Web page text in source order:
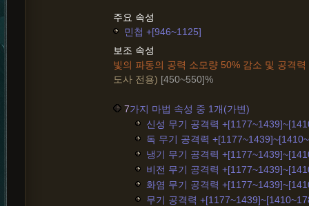
주요 속성
민첩 +[946~1125]
보조 속성
빛의 파동의 공력 소모량 50% 감소 및 공격력
도사 전용) [450~550]%
7가지 마법 속성 중 1개(가변)
신성 무기 공격력
독 무기 공격력
냉기 무기 공격력
비전 무기 공격력
화염 무기 공격력
무기 공격력